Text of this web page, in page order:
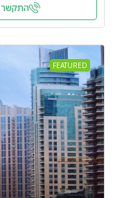
התקשר
FEATURED